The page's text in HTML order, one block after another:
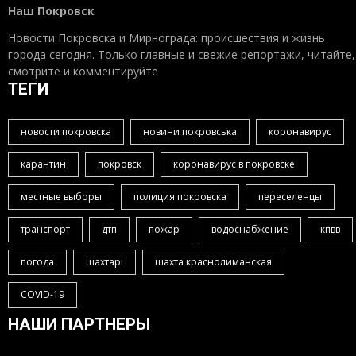
Наш Покровск
Новости Покровска и Мирнограда: происшествия и жизнь
города сегодня. Только главные и свежие репортажи, читайте,
смотрите и комментируйте
ТЕГИ
новости покровска новини покровська коронавирус
карантин покровск коронавирус в покровске
местные выборы полиция покровска переселенцы
транспорт дтп пожар водоснабжение кпвв
погода шахтарі шахта краснолиманская
COVID-19
НАШИ ПАРТНЕРЫ